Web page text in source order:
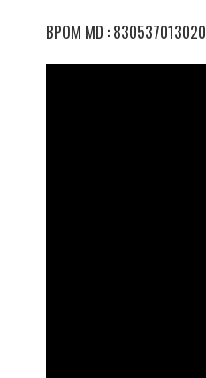
BPOM MD : 830537013020